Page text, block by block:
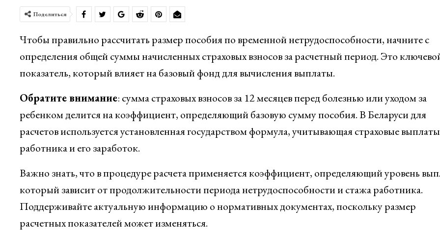
Поделиться
Чтобы правильно рассчитать размер пособия по временной нетрудоспособности, начните с
определения общей суммы начисленных страховых взносов за расчетный период. Это
показатель, который влияет на базовый фонд для вычисления выплаты.
Обратите внимание: сумма страховых взносов за 12 месяцев перед болезнью или уходом за
ребенком делится на коэффициент, определяющий базовую сумму пособия. В Беларуси для
расчетов используется установленная государством формула, учитывающая страховые выплаты
работника и его заработок.
Важно знать, что в процедуре расчета применяется коэффициент, определяющий уровень
который зависит от продолжительности периода нетрудоспособности и стажа работника.
Поддерживайте актуальную информацию о нормативных документах, поскольку размер
расчетных показателей может изменяться.